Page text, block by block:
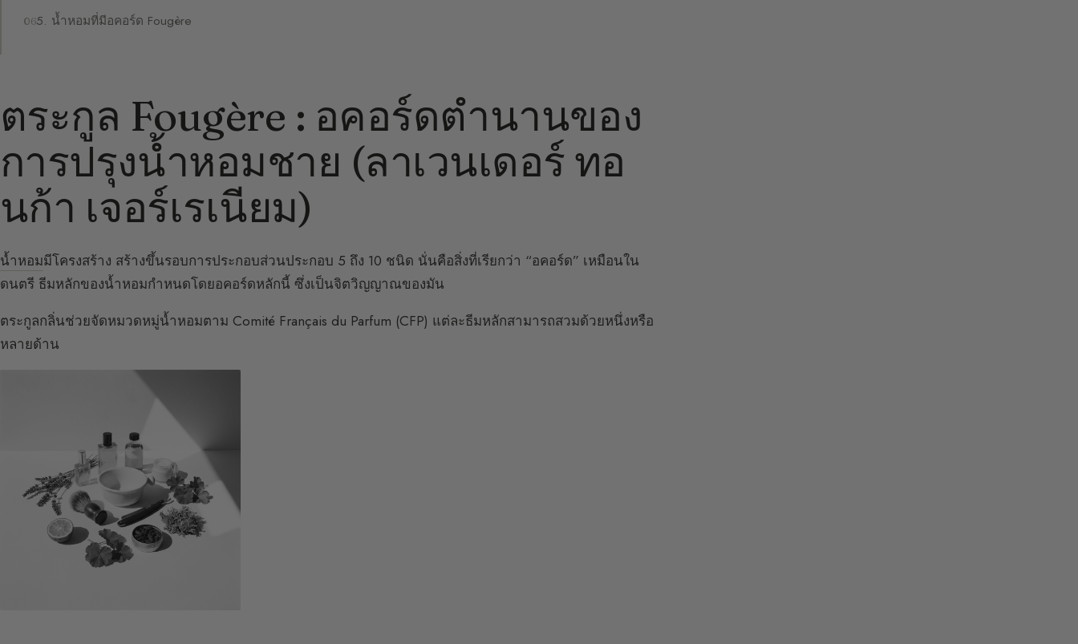
5. น้ำหอมที่มีอคอร์ด Fougère
ตระกูล Fougère : อคอร์ดตำนานของ
การปรุงน้ำหอมชาย (ลาเวนเดอร์ ทอ
นก้า เจอร์เรเนียม)
น้ำหอมมีโครงสร้าง สร้างขึ้นรอบการประกอบส่วนประกอบ 5 ถึง 10 ชนิด นั่นคือสิ่งที่เรียกว่า “อคอร์ด” เหมือนใน
ดนตรี ธีมหลักของน้ำหอมกำหนดโดยอคอร์ดหลักนี้ ซึ่งเป็นจิตวิญญาณของมัน
ตระกูลกลิ่นช่วยจัดหมวดหมู่น้ำหอมตาม Comité Français du Parfum (CFP) แต่ละธีมหลักสามารถสวมด้วยหนึ่งหรือ
หลายด้าน